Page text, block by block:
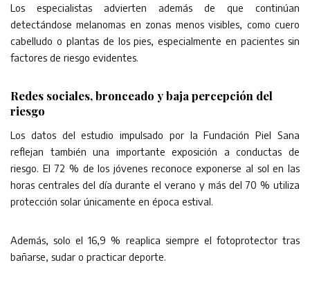
Los especialistas advierten además de que continúan
detectándose melanomas en zonas menos visibles, como cuero
cabelludo o plantas de los pies, especialmente en pacientes sin
factores de riesgo evidentes.
Redes sociales, bronceado y baja percepción del
riesgo
Los datos del estudio impulsado por la Fundación Piel Sana
reflejan también una importante exposición a conductas de
riesgo. El 72 % de los jóvenes reconoce exponerse al sol en las
horas centrales del día durante el verano y más del 70 % utiliza
protección solar únicamente en época estival.
Además, solo el 16,9 % reaplica siempre el fotoprotector tras
bañarse, sudar o practicar deporte.